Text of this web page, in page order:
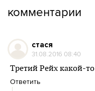
комментарии
стася
31.08.2016 08:40
Третий Рейх какой-то
Ответить